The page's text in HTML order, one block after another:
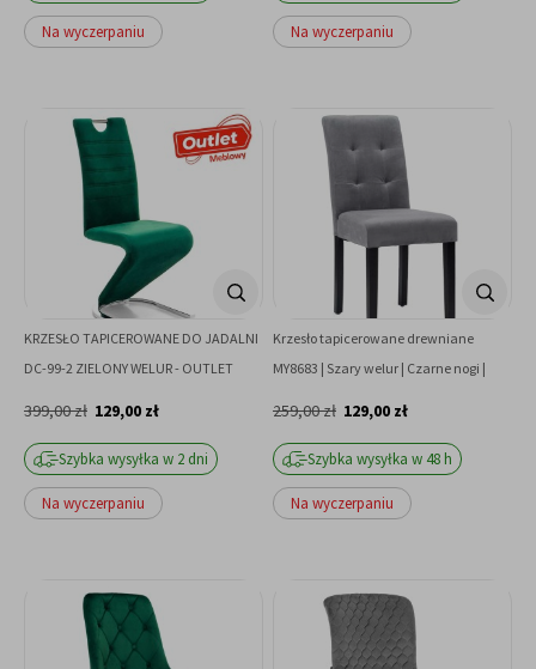
Na wyczerpaniu Na wyczerpaniu
KRZESŁO TAPICEROWANE DO JADALNI
DC-99-2 ZIELONY WELUR - OUTLET
129,00 zł
399,00 zł
Szybka wysyłka w 2 dni
Na wyczerpaniu
Krzesło tapicerowane drewniane
MY8683 | Szary welur | Czarne nogi |
129,00 zł
259,00 zł
Szybka wysyłka w 48 h
Na wyczerpaniu